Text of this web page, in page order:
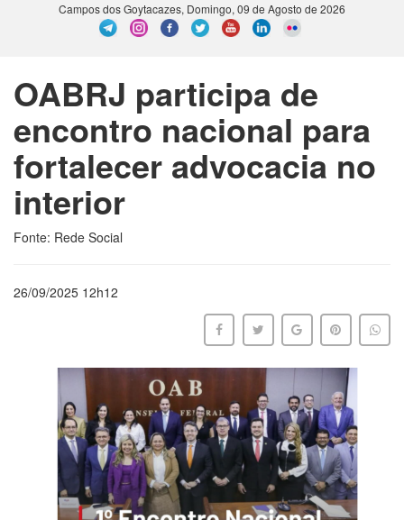
Campos dos Goytacazes, Domingo, 09 de Agosto de 2026
OABRJ participa de
encontro nacional para
fortalecer advocacia no
interior
Fonte: Rede Social
26/09/2025 12h12